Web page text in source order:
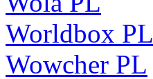
Worldbox PL
Wowcher PL